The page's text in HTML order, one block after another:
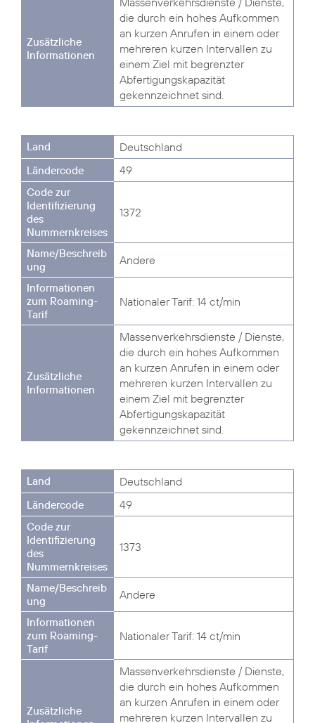
die durch ein hohes Aufkommen
an kurzen Anrufen in einem oder
mehreren kurzen Intervallen zu
einem Ziel mit begrenzter
Abfertigungskapazität
gekennzeichnet sind.
Deutschland
49
1372
Andere
Nationaler Tarif: 14 ct/min
Massenverkehrsdienste / Dienste,
die durch ein hohes Aufkommen
an kurzen Anrufen in einem oder
mehreren kurzen Intervallen zu
einem Ziel mit begrenzter
Abfertigungskapazität
gekennzeichnet sind.
Deutschland
49
1373
Andere
Nationaler Tarif: 14 ct/min
Massenverkehrsdienste / Dienste,
die durch ein hohes Aufkommen
an kurzen Anrufen in einem oder
mehreren kurzen Intervallen zu